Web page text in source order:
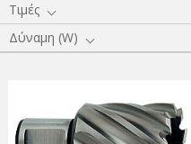
Τιμές
Δύναμη (W)